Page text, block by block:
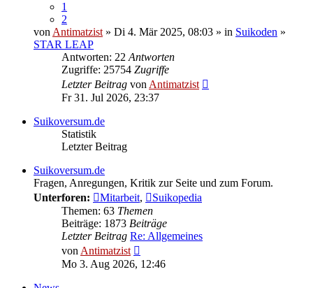
1
2
vonAntimatzist» Di 4. Mär 2025, 08:03 » in Suikoden »
STAR LEAP
Antworten: 22Antworten
Zugriffe: 25754 Zugriffe
Letzter Beitrag vonAntimatzist
Fr 31. Jul 2026, 23:37
Suikoversum.de
Statistik
Letzter Beitrag
Suikoversum.de
Fragen, Anregungen, Kritik zur Seite und zum Forum.
Unterforen:
Mitarbeit,
Suikopedia
Themen: 63 Themen
Beiträge: 1873 Beiträge
Letzter Beitrag Re: Allgemeines
vonAntimatzist
Beitrag
Mo 3. Aug 2026, 12:46